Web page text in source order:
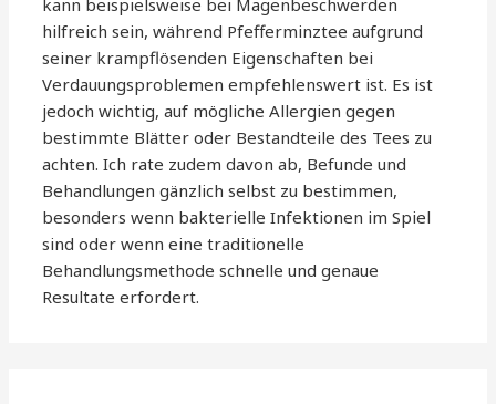
kann beispielsweise bei Magenbeschwerden
hilfreich sein, während Pfefferminztee aufgrund
seiner krampflösenden Eigenschaften bei
Verdauungsproblemen empfehlenswert ist. Es ist
jedoch wichtig, auf mögliche Allergien gegen
bestimmte Blätter oder Bestandteile des Tees zu
achten. Ich rate zudem davon ab, Befunde und
Behandlungen gänzlich selbst zu bestimmen,
besonders wenn bakterielle Infektionen im Spiel
sind oder wenn eine traditionelle
Behandlungsmethode schnelle und genaue
Resultate erfordert.